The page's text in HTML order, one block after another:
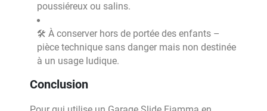
poussiéreux ou salins.
🛠 À conserver hors de portée des enfants –
pièce technique sans danger mais non destinée
à un usage ludique.
Conclusion